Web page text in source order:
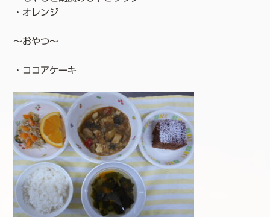
・オレンジ
～おやつ～
・ココアケーキ